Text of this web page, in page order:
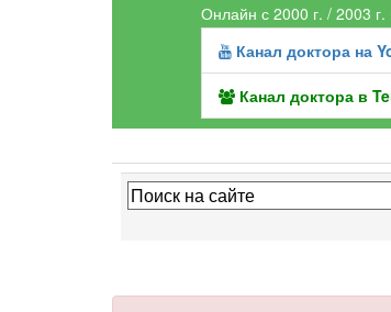
Онлайн с 2000 г. / 2003 г.
Канал доктора на
Канал доктора в